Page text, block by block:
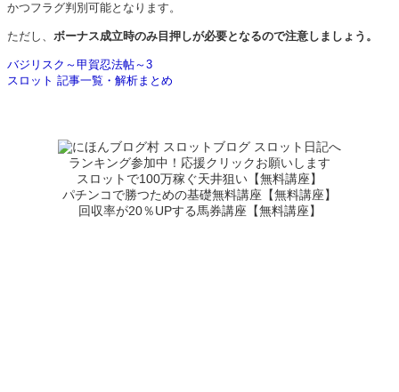
かつフラグ判別可能となります。
ただし、 ボーナス成立時のみ目押しが必要となるので注意しましょう。
バジリスク～甲賀忍法帖～3
スロット 記事一覧・解析まとめ
ランキング参加中！応援クリックお願いします
スロットで100万稼ぐ天井狙い【無料講座】
パチンコで勝つための基礎無料講座【無料講座】
回収率が20％UPする馬券講座【無料講座】